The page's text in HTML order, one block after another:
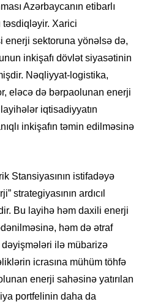
Azərbaycanın etibarlı
təsdiqləyir. Xarici
enerji sektoruna yönəlsə də,
inkişafı dövlət siyasətinin
Nəqliyyat-logistika,
eləcə də bərpaolunan enerji
iqtisadiyyatın
inkişafın təmin edilməsinə
Stansiyasının istifadəyə
strategiyasının ardıcıl
Bu layihə həm daxili enerji
həm də ətraf
ilə mübarizə
icrasına mühüm töhfə
enerji sahəsinə yatırılan
portfelinin daha da